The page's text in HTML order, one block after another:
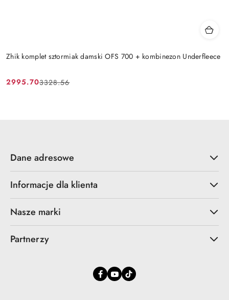
Zhik komplet sztormiak damski OFS 700 + kombinezon Underfleece
Cena
2995.70
Cena
3328.56
Dane adresowe
Informacje dla klienta
Nasze marki
Partnerzy